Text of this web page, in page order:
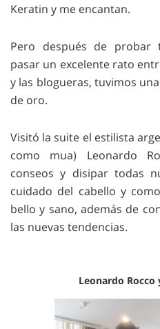
Keratin y me encantan.
Pero después de
pasar un excelente rato
y las blogueras, tuvimos
de oro.
Visitó la suite el estilista
como mua) Leonardo
conseos y disipar todas
cuidado del cabello y
bello y sano, además de
las nuevas tendencias.
Leonardo